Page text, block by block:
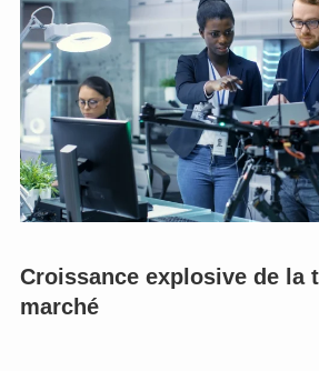
Croissance explosive de la
marché